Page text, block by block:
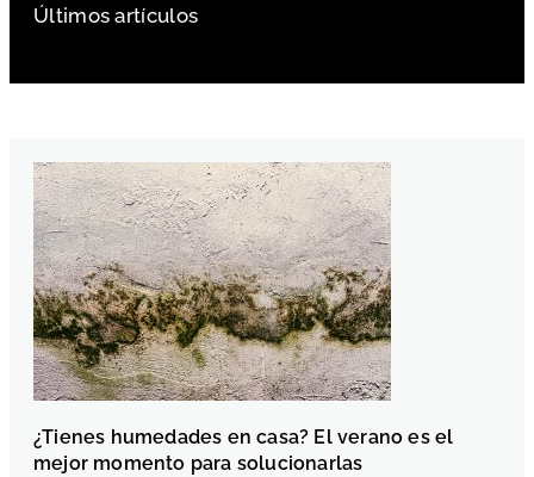
Últimos artículos
¿Tienes humedades en casa? El verano es el
mejor momento para solucionarlas